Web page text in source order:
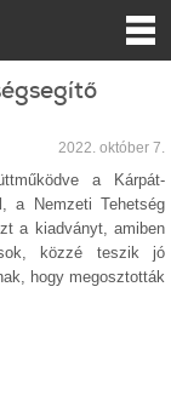
2022. október 7.
a Kárpát-
a Nemzeti Tehetség
a kiadványt, amiben
közzé teszik jó
hogy megosztották